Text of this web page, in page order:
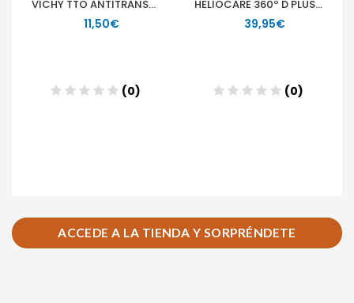
ACCEDE A LA TIENDA Y SORPRÉNDETE